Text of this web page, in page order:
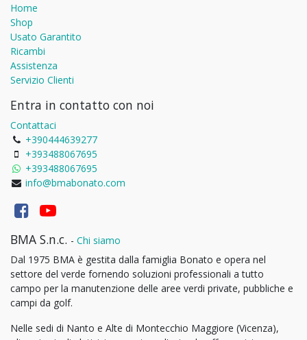
Home
Shop
Usato Garantito
Ricambi
Assistenza
Servizio Clienti
Entra in contatto con noi
Contattaci
+390444639277
+393488067695
+393488067695
info@bmabonato.com
BMA S.n.c. - Chi siamo
Dal 1975 BMA è gestita dalla famiglia Bonato e opera nel
settore del verde fornendo soluzioni professionali a tutto
campo per la manutenzione delle aree verdi private, pubbliche e
campi da golf.
Nelle sedi di Nanto e Alte di Montecchio Maggiore (Vicenza),